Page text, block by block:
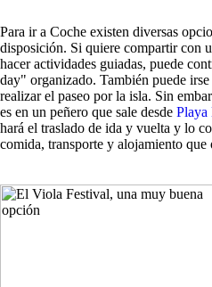
Para ir a Coche existen diversas
disposición. Si quiere compartir con
hacer actividades guiadas, puede
day" organizado. También puede
realizar el paseo por la isla. Sin
es en un peñero que sale desde Playa
hará el traslado de ida y vuelta y lo
comida, transporte y alojamiento que